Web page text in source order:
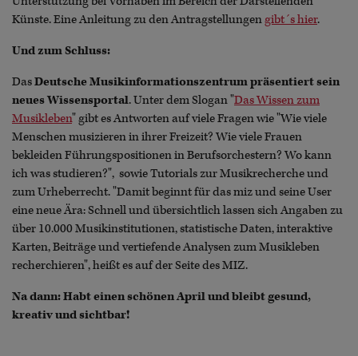
Künste. Eine Anleitung zu den Antragstellungengibt´s hier.
Und zum Schluss:
DasDeutsche Musikinformationszentrumpräsentiert sein
neues Wissensportal. Unter dem Slogan "Das Wissen zum
Musikleben" gibt es Antworten auf viele Fragen wie "Wie viele
Menschen musizieren in ihrer Freizeit? Wie viele Frauen
bekleiden Führungspositionen in Berufsorchestern? Wo kann
ich was studieren?", sowie Tutorials zur Musikrecherche und
zum Urheberrecht. "Damit beginnt für das miz und seine User
eine neue Ära: Schnell und übersichtlich lassen sich Angaben zu
über 10.000 Musikinstitutionen, statistische Daten, interaktive
Karten, Beiträge und vertiefende Analysen zum Musikleben
recherchieren", heißt es auf der Seite des MIZ.
Na dann: Habt einen schönen April und bleibt gesund,
kreativ und sichtbar!